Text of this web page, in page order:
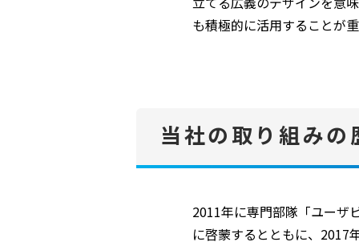
も積極的に活用することが
当社の取り組みの
2011年に専門部隊「ユーザ
に啓蒙するとともに、2017